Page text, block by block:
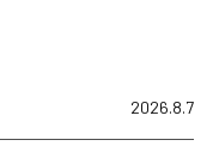
2026.8.7